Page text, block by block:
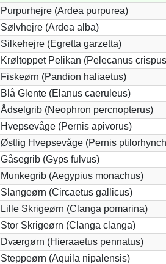
Purpurhejre (Ardea purpurea)
Sølvhejre (Ardea alba)
Silkehejre (Egretta garzetta)
Krøltoppet Pelikan (Pelecanus
Fiskeørn (Pandion haliaetus)
Blå Glente (Elanus caeruleus)
Ådselgrib (Neophron percnopterus)
Hvepsevåge (Pernis apivorus)
Østlig Hvepsevåge (Pernis
Gåsegrib (Gyps fulvus)
Munkegrib (Aegypius monachus)
Slangeørn (Circaetus gallicus)
Lille Skrigeørn (Clanga pomarina)
Stor Skrigeørn (Clanga clanga)
Dværgørn (Hieraaetus pennatus)
Steppeørn (Aquila nipalensis)